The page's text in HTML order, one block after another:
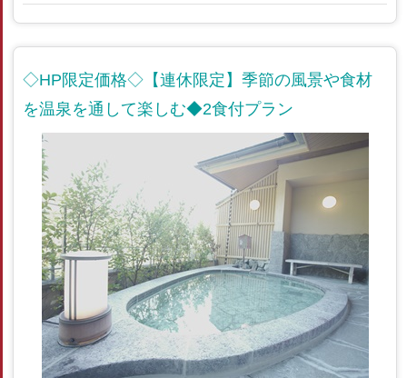
◇HP限定価格◇【連休限定】季節の風景や食材
を温泉を通して楽しむ◆2食付プラン